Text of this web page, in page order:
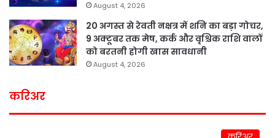
August 4, 2026
20 अगस्त से रेवती नक्षत्र में शनि का बड़ा गोचर,
9 अक्टूबर तक मेष, कर्क और वृश्चिक राशि वालों
को बरतनी होगी खास सावधानी
August 4, 2026
करिअर